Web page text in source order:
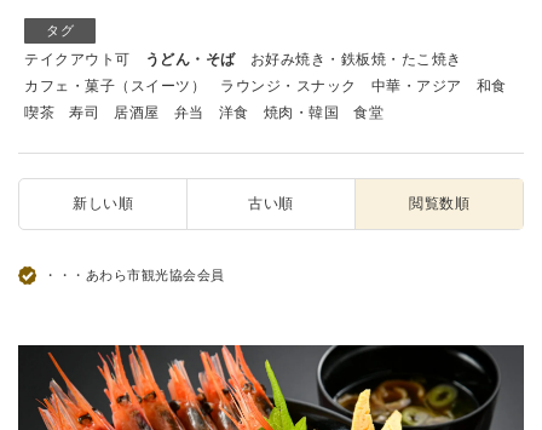
タグ
テイクアウト可 うどん・そば
お好み焼き・鉄板焼・たこ焼き
カフェ・菓子（スイーツ）
ラウンジ・スナック 中華・アジア
和食
喫茶
寿司 居酒屋 弁当 洋食 焼肉・韓国 食堂
新しい順 古い順 閲覧数順
・・・あわら市観光協会会員